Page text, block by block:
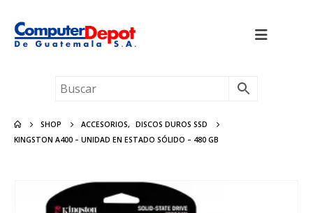
SHOP ACCESORIOS,
DISCOS DUROS SSD
KINGSTON A400 – UNIDAD EN ESTADO SÓLIDO – 480 GB